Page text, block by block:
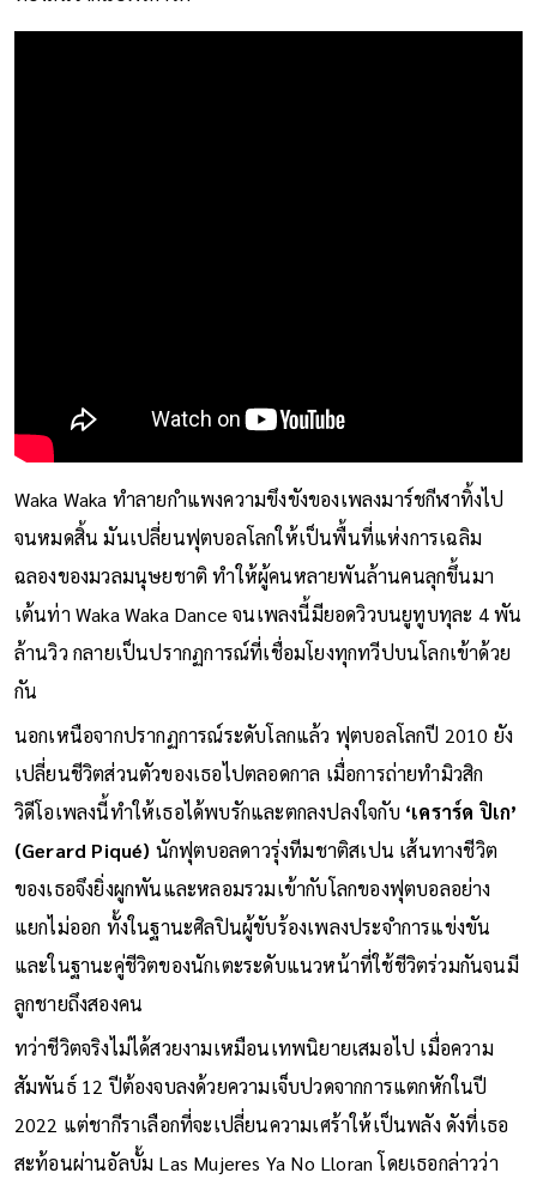
Waka Waka ทำลายกำแพงความขึงขังของเพลงมาร์ชกีฬาทิ้งไป
จนหมดสิ้น มันเปลี่ยนฟุตบอลโลกให้เป็นพื้นที่แห่งการเฉลิม
ฉลองของมวลมนุษยชาติ ทำให้ผู้คนหลายพันล้านคนลุกขึ้นมา
เต้นท่า Waka Waka Dance จนเพลงนี้มียอดวิวบนยูทูบทุละ 4 พัน
ล้านวิว กลายเป็นปรากฏการณ์ที่เชื่อมโยงทุกทวีปบนโลกเข้าด้วย
นอกเหนือจากปรากฏการณ์ระดับโลกแล้ว ฟุตบอลโลกปี 2010 ยัง
เปลี่ยนชีวิตส่วนตัวของเธอไปตลอดกาล เมื่อการถ่ายทำมิวสิก
วิดีโอเพลงนี้ทำให้เธอได้พบรักและตกลงปลงใจกับ‘เคราร์ด ปิเก’
(Gerard Piqué)นักฟุตบอลดาวรุ่งทีมชาติสเปน เส้นทางชีวิต
ของเธอจึงยิ่งผูกพันและหลอมรวมเข้ากับโลกของฟุตบอลอย่าง
แยกไม่ออก ทั้งในฐานะศิลปินผู้ขับร้องเพลงประจำการแข่งขัน
และในฐานะคู่ชีวิตของนักเตะระดับแนวหน้าที่ใช้ชีวิตร่วมกันจนมี
ลูกชายถึงสองคน
ทว่าชีวิตจริงไม่ได้สวยงามเหมือนเทพนิยายเสมอไป เมื่อความ
สัมพันธ์ 12 ปีต้องจบลงด้วยความเจ็บปวดจากการแตกหักในปี
2022 แต่ชากีราเลือกที่จะเปลี่ยนความเศร้าให้เป็นพลัง ดังที่เธอ